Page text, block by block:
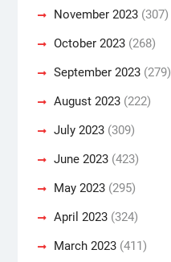
November 2023(307)
October 2023(268)
September 2023(279)
August 2023(222)
July 2023(309)
June 2023(423)
May 2023(295)
April 2023(324)
March 2023(411)